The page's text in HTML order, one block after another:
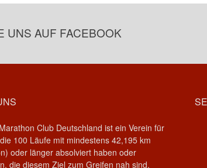
UNS AUF FACEBOOK
Club Deutschland ist ein Verein für
100 Läufe mit mindestens 42,195 km
oder länger absolviert haben oder
die diesem Ziel zum Greifen nah sind.